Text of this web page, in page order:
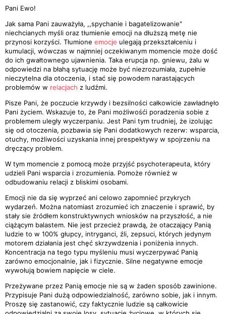
Pani Ewo!
Jak sama Pani zauważyła, ,,spychanie i bagatelizowanie"
niechcianych myśli oraz tłumienie emocji na dłuższą metę nie
przynosi korzyści. Tłumione emocje ulegają przekształceniu i
kumulacji, wówczas w najmniej oczekiwanym momencie może dość
do ich gwałtownego ujawnienia. Taka erupcja np. gniewu, żalu w
odpowiedzi na błahą sytuację może być niezrozumiała, zupełnie
nieczytelna dla otoczenia, i stać się powodem narastających
problemów w relacjach z ludźmi.
Pisze Pani, że poczucie krzywdy i bezsilności całkowicie zawładnęło
Pani życiem. Wskazuje to, że Pani możliwośći poradzenia sobie z
problemem uległy wyczerpaniu. Jest Pani tym trudniej, że izolując
się od otoczenia, pozbawia się Pani dodatkowych rezerw: wsparcia,
otuchy, możliwości uzyskania innej prespektywy w spojrzeniu na
dręczący problem.
W tym momencie z pomocą może przyjść psychoterapeuta, który
udzieli Pani wsparcia i zrozumienia. Pomoże również w
odbudowaniu relacji z bliskimi osobami.
Emocji nie da się wyprzeć ani celowo zapomnieć przykrych
wydarzeń. Można natomiast zrozumieć ich znaczenie i sprawić, by
stały sie źródłem konstruktywnych wniosków na przyszłość, a nie
ciążącym balastem. Nie jest przecież prawdą, że otaczający Panią
ludzie to w 100% głupcy, intryganci, źli, zepsuci, których jedynym
motorem działania jest chęć skrzywdzenia i poniżenia innych.
Koncentracja na tego typu myśleniu musi wyczerpywać Panią
zarówno emocjonalnie, jak i fizycznie. Silne negatywne emocje
wywołują bowiem napięcie w ciele.
Przeżywane przez Panią emocje nie są w żaden sposób zawinione.
Przypisuje Pani dużą odpowiedzialność, zarówno sobie, jak i innym.
Proszę się zastanowić, czy faktycznie ludzie są całkowicie